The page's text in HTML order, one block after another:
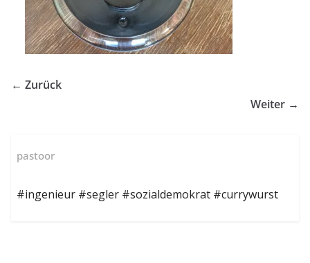
← Zurück
Weiter →
pastoor
#ingenieur #segler #sozialdemokrat #currywurst